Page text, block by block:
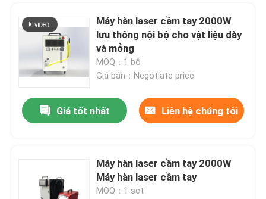
Máy hàn laser cầm tay 2000W
lưu thông nội bộ cho vật liệu dày
và mỏng
MOQ：1 bộ
Giá bán：Negotiate price
Giá tốt nhất Liên hệ chúng tôi
Máy hàn laser cầm tay 2000W
Máy hàn laser cầm tay
MOQ：1 set